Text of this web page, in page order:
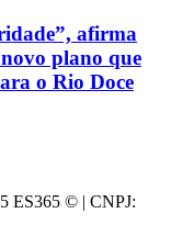
afirma
plano que
o Rio Doce
ES365 © | CNPJ: